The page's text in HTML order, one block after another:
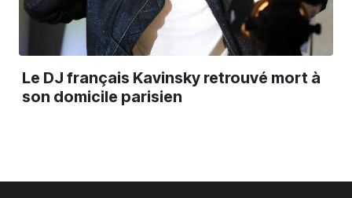
Le DJ français Kavinsky retrouvé mort à
son domicile parisien